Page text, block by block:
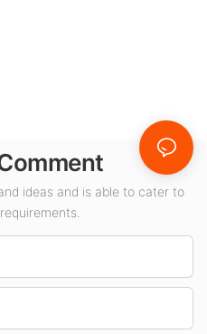
ideas and is able to cater to